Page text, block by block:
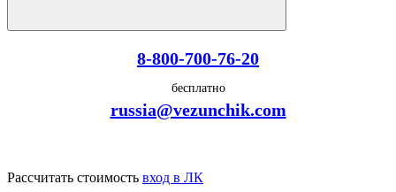
8-800-700-76-20
бесплатно
russia@vezunchik.com
Рассчитать стоимость вход в ЛК